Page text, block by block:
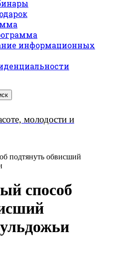
информационных
молодости и
подтянуть обвисший
способ